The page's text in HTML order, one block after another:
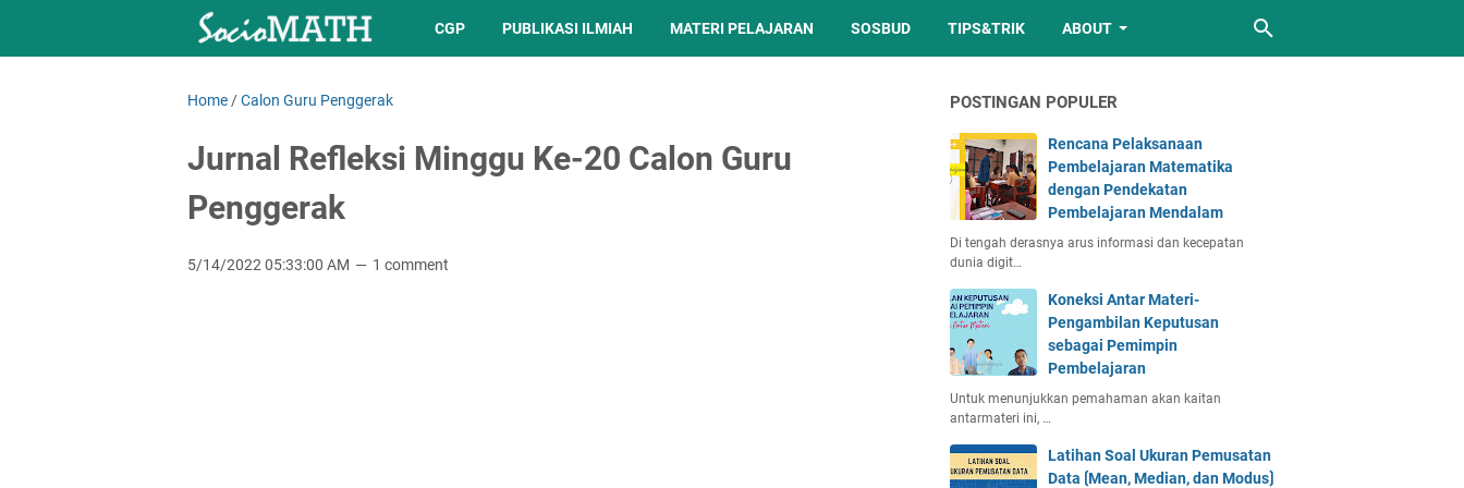
CGP PUBLIKASI ILMIAH MATERI PELAJARAN SOSBUD TIPS&TRIK ABOUT
Home /Calon Guru Penggerak
Jurnal Refleksi Minggu Ke-20 Calon Guru
Penggerak
5/14/2022 05:33:00 AM 1 comment
POSTINGAN POPULER
Rencana Pelaksanaan
Pembelajaran Matematika
dengan Pendekatan
Pembelajaran Mendalam
Di tengah derasnya arus informasi dan kecepatan
dunia digit…
Koneksi Antar Materi-
Pengambilan Keputusan
sebagai Pemimpin
Pembelajaran
Untuk menunjukkan pemahaman akan kaitan
antarmateri ini, …
Latihan Soal Ukuran Pemusatan
Data ⟮Mean, Median, dan Modus⟯